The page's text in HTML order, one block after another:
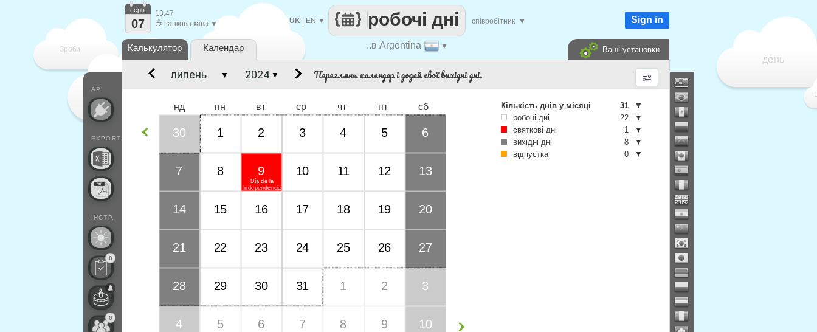
Зроби
день
..в Argentina ▼
робочі дні
UK EN ▼ співробітник ▼
API
EXPORT
ІНСТР.
0
0
серп.
07
13:47
☕ Ранкова кава ▼ Sign in
Калькулятор Календар Ваші установки
Переглянь календар і додай свої вихідні дні.
нд пн вт ср чт пт сб
30 1 2 3 4 5 6
7 8
Día de la
Independencia
9 10 11 12 13
14 15 16 17 18 19 20
21 22 23 24 25 26 27
28 29 30 31 1 2 3
4 5 6 7 8 9 10
▼ ▼
Кількість днів у місяці 31
▼
робочі дні
22
▼
святкові дні
1
▼
вихідні дні
8
▼
відпустка
0 ▼